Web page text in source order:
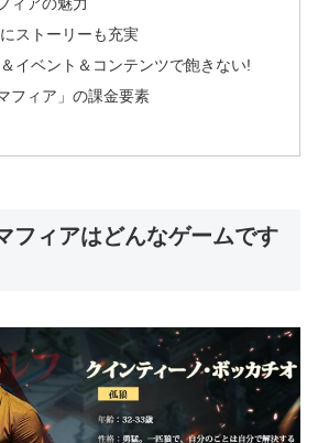
ストーリーも充実
イベント＆コンテンツで飽きない!
フィア」の課金要素
フィアはどんなゲームです